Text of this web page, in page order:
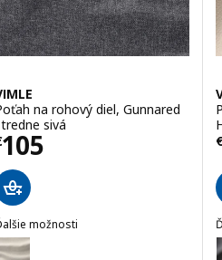
na rohový diel, Gunnared
sivá
105 € 105
možnosti
VIMLE, Poťah na rohový diel,